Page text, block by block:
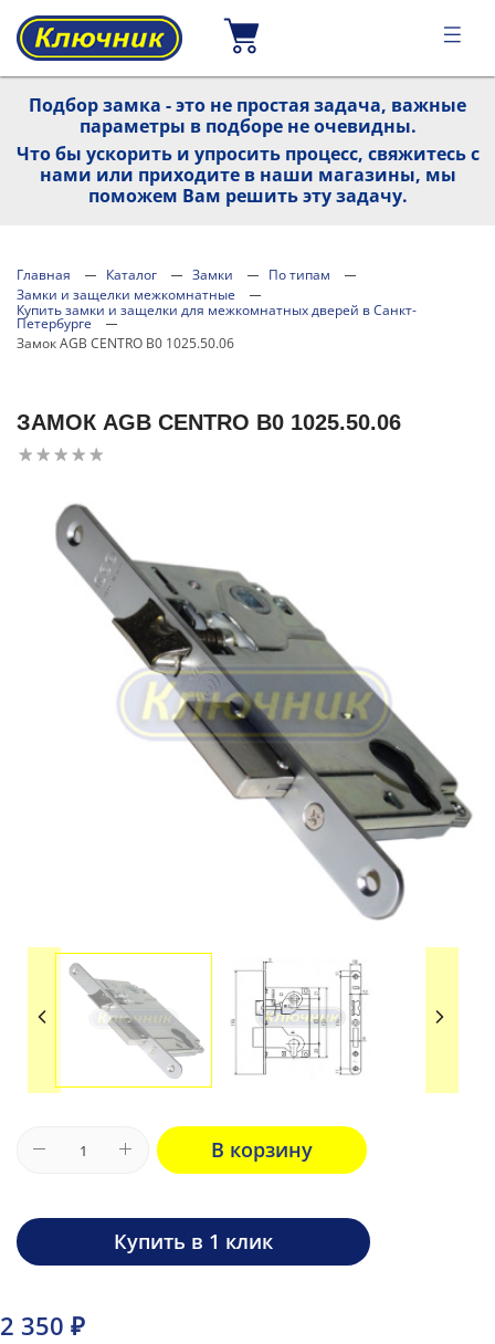
Подбор замка - это не простая задача, важные
параметры в подборе не очевидны.
Что бы ускорить и упросить процесс, свяжитесь с
нами или приходите в наши магазины, мы
поможем Вам решить эту задачу.
Главная Каталог Замки
По типам
Замки и защелки межкомнатные
Купить замки и защелки для межкомнатных дверей в Санкт-
Петербурге
Замок AGB CENTRO B0 1025.50.06
ЗАМОК AGB CENTRO B0 1025.50.06
2 350 ₽
В корзину
Купить в 1 клик